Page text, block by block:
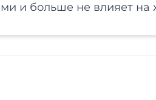
и больше не влияет на